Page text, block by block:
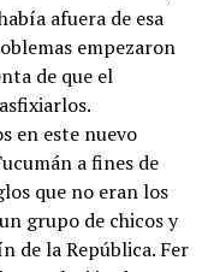
afuera de esa
empezaron
de que el
en este nuevo
a fines de
que no eran los
grupo de chicos y
de la República. Fer